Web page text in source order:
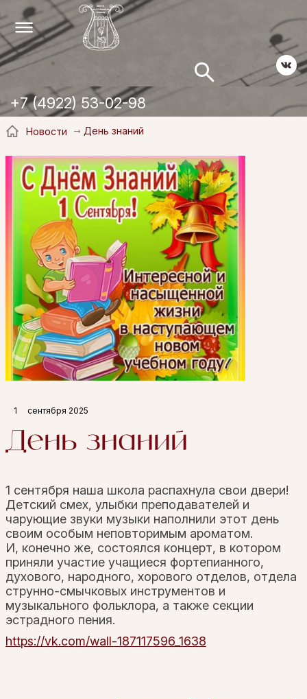
+7 (4922) 53-02-98
Новости День знаний
1 сентября 2025
День знаний
1 сентября наша школа распахнула свои двери!
Детский смех, улыбки преподавателей и
чарующие звуки музыки наполнили этот день
своим особым неповторимым ароматом.
И, конечно же, состоялся концерт, в котором
приняли участие учащиеся фортепианного,
духового, народного, хорового отделов, отдела
струнно-смычковых инструментов и
музыкального фольклора, а также секции
эстрадного пения.
https://vk.com/wall-187117596_1638